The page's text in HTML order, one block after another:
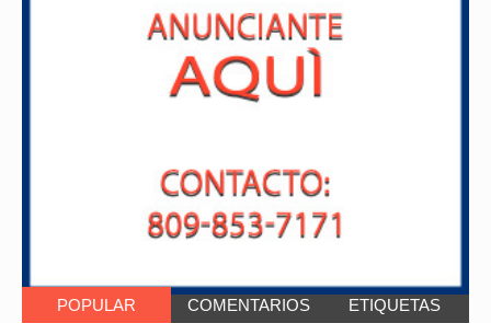
POPULAR COMENTARIOS ETIQUETAS